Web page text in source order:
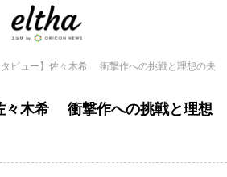
タビュー】佐々木希 衝撃作への挑戦と理想の夫
々木希 衝撃作への挑戦と理想